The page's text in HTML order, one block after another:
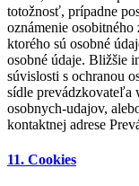
totožnosť, prípadne
oznámenie
ktorého sú osobné
osobné údaje. Bližšie
súvislosti s ochranou
sídle prevádzkovateľa
osobnych-udajov,
kontaktnej adrese
11. Cookies